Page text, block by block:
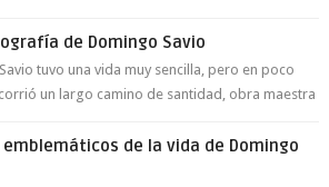
de Domingo Savio
tuvo una vida muy sencilla, pero en poco
un largo camino de santidad, obra maestra
emblemáticos de la vida de Domingo